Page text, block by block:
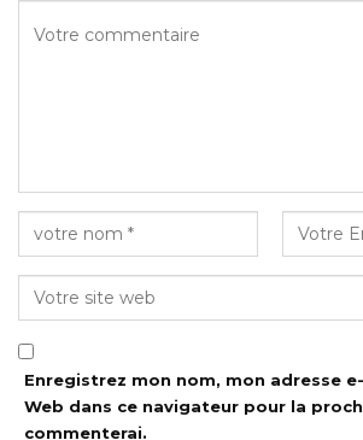
Enregistrez mon nom, mon adresse
Web dans ce navigateur pour la
commenterai.